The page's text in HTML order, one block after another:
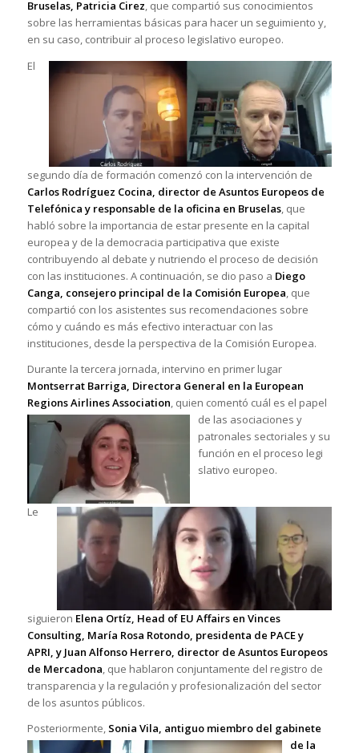
Bruselas, Patricia Cirez, que compartió sus conocimientos
sobre las herramientas básicas para hacer un seguimiento y,
en su caso, contribuir al proceso legislativo europeo.
El
segundo día de formación comenzó con la intervención de
Carlos Rodríguez Cocina, director de Asuntos Europeos de
Telefónica y responsable de la oficina en Bruselas, que
habló sobre la importancia de estar presente en la capital
europea y de la democracia participativa que existe
contribuyendo al debate y nutriendo el proceso de decisión
con las instituciones. A continuación, se dio paso a Diego
Canga, consejero principal de la Comisión Europea, que
compartió con los asistentes sus recomendaciones sobre
cómo y cuándo es más efectivo interactuar con las
instituciones, desde la perspectiva de la Comisión Europea.
Durante la tercera jornada, intervino en primer lugar
Montserrat Barriga, Directora General en la European
Regions Airlines Association, quien comentó cuál es el papel
de las asociaciones y
patronales sectoriales y su
función en el proceso legi
slativo europeo.
Le
siguieron Elena Ortíz, Head of EU Affairs en Vinces
Consulting, María Rosa Rotondo, presidenta de PACEy
APRI, y Juan Alfonso Herrero, director de Asuntos Europeos
de Mercadona , que hablaron conjuntamente del registro de
transparencia y la regulación y profesionalización del sector
de los asuntos públicos.
Posteriormente, Sonia Vila, antiguo miembro del gabinete
de la